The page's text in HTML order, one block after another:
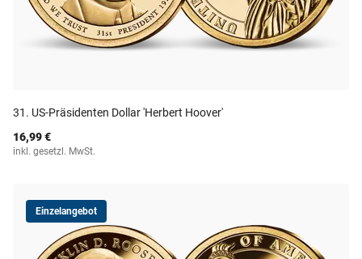
31. US-Präsidenten Dollar 'Herbert Hoover'
16,99 €
inkl. gesetzl. MwSt.
Einzelangebot